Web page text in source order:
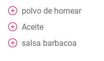
polvo de hornear
Aceite
salsa barbacoa